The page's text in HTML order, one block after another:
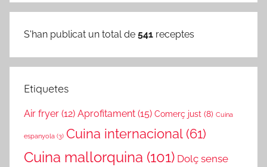
S'han publicat un total de 541 receptes
Etiquetes
Air fryer (12) Aprofitament (15) Comerç just (8) Cuina
espanyola (3) Cuina internacional(61)
Cuina mallorquina (101) Dolç sense